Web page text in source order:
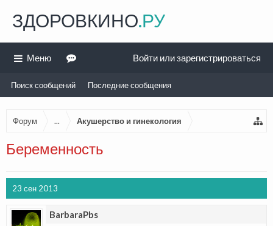
Форум ... Акушерство и гинекология
Беременность
23 сен 2013
BarbaraPbs
ЗДОРОВКИНО.РУ
Меню
Поиск сообщений Последние сообщения
Войти или зарегистрироваться